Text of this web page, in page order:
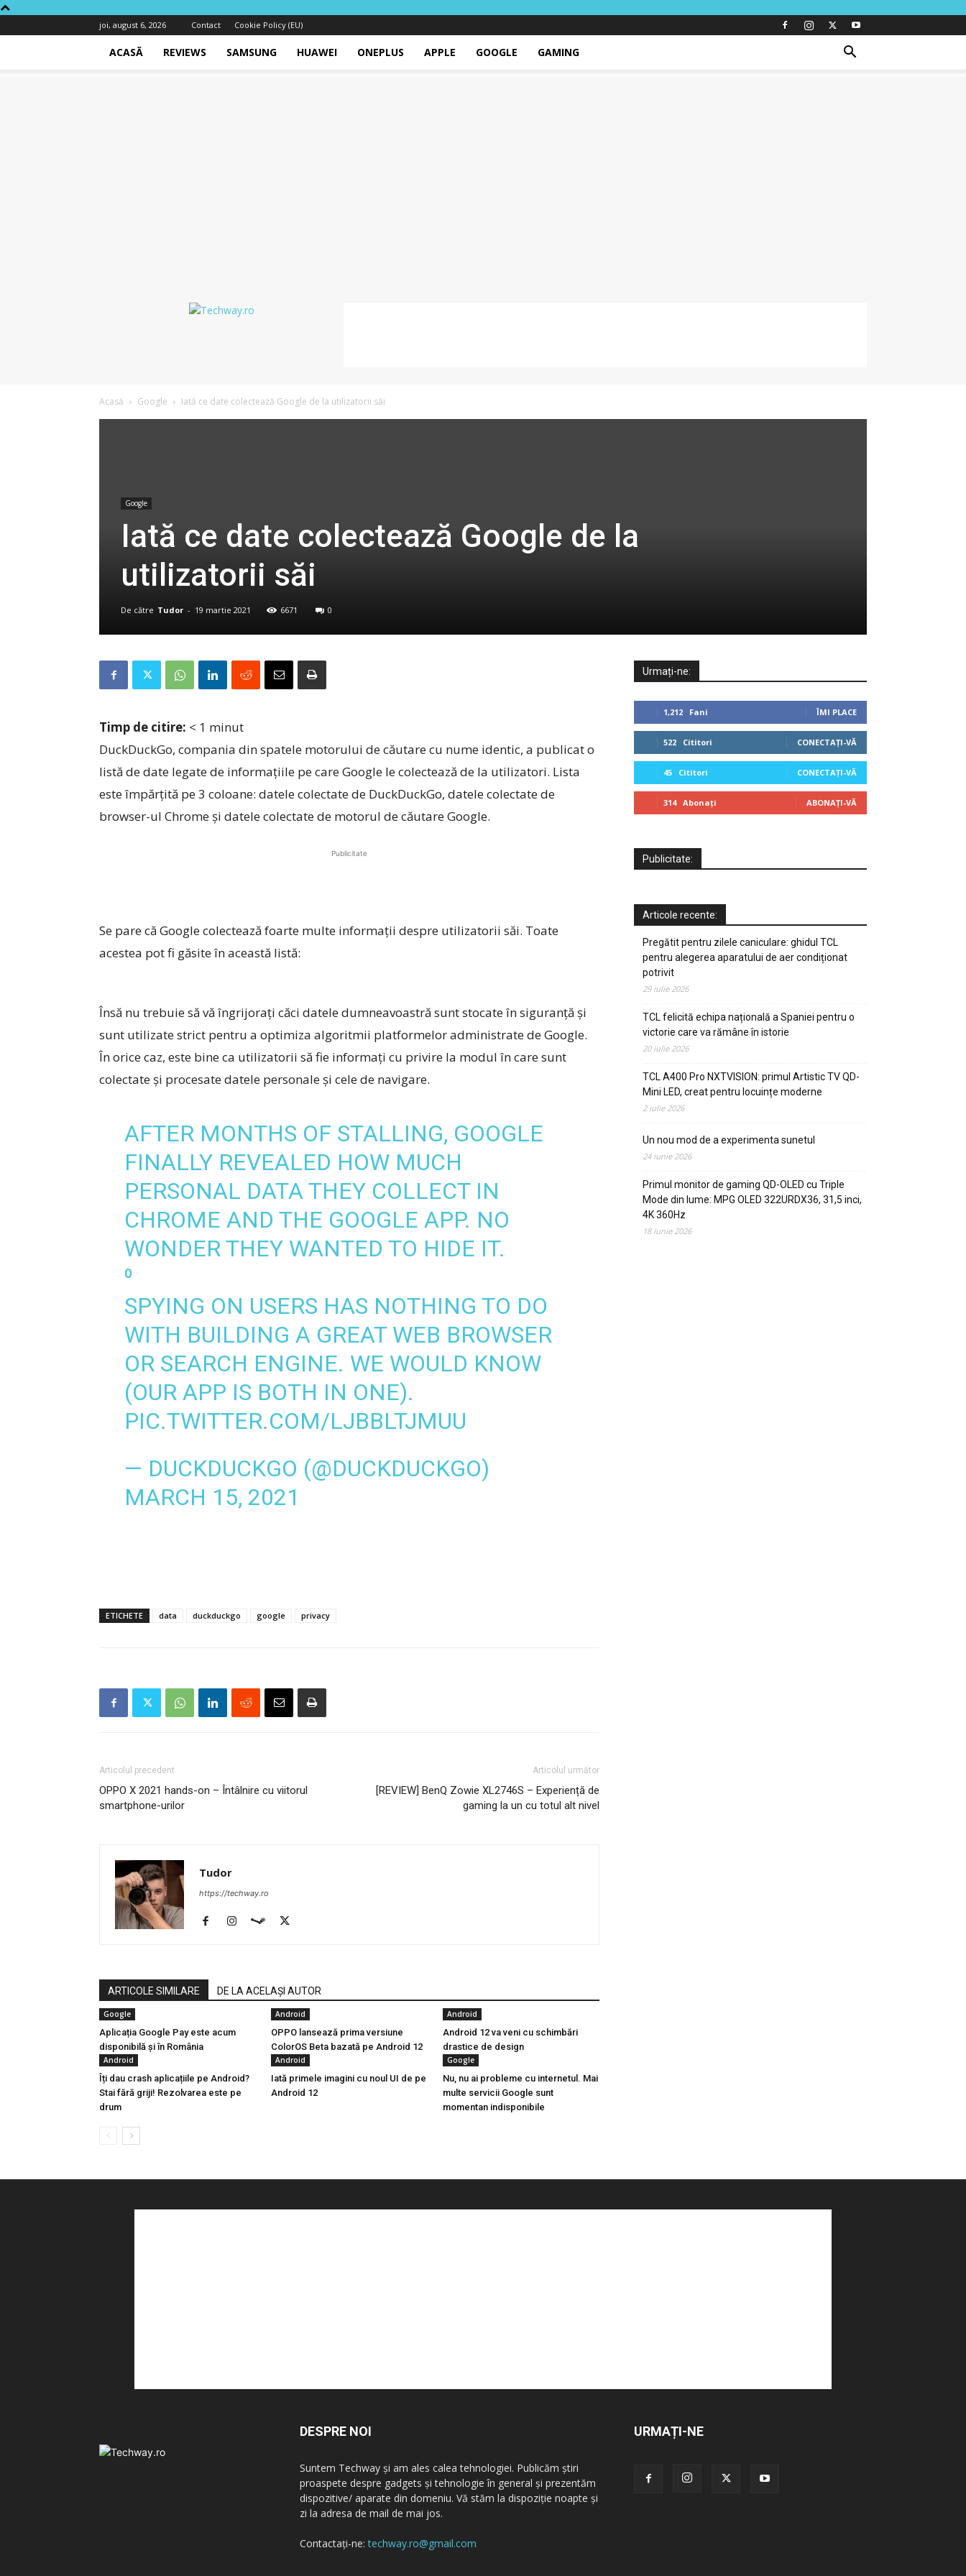
joi, august 6, 2026 Contact Cookie Policy (EU)
ACASĂ REVIEWS SAMSUNG HUAWEI ONEPLUS APPLE GOOGLE GAMING
Acasă Google Iată ce date colectează Google de la utilizatorii săi
Google
Iată ce date colectează Google de la
utilizatorii săi
De către Tudor - 19 martie 2021 6671 0
Timp de citire: < 1 minut
DuckDuckGo, compania din spatele motorului de căutare cu nume identic, a publicat o
listă de date legate de informațiile pe care Google le colectează de la utilizatori. Lista
este împărțită pe 3 coloane: datele colectate de DuckDuckGo, datele colectate de
browser-ul Chrome și datele colectate de motorul de căutare Google.
Publicitate
Se pare că Google colectează foarte multe informații despre utilizatorii săi. Toate
acestea pot fi găsite în această listă:
Însă nu trebuie să vă îngrijorați căci datele dumneavoastră sunt stocate în siguranță și
sunt utilizate strict pentru a optimiza algoritmii platformelor administrate de Google.
În orice caz, este bine ca utilizatorii să fie informați cu privire la modul în care sunt
colectate și procesate datele personale și cele de navigare.
AFTER MONTHS OF STALLING, GOOGLE
FINALLY REVEALED HOW MUCH
PERSONAL DATA THEY COLLECT IN
CHROME AND THE GOOGLE APP. NO
WONDER THEY WANTED TO HIDE IT.
⁰
SPYING ON USERS HAS NOTHING TO DO
WITH BUILDING A GREAT WEB BROWSER
OR SEARCH ENGINE. WE WOULD KNOW
(OUR APP IS BOTH IN ONE).
PIC.TWITTER.COM/LJBBLTJMUU
— DUCKDUCKGO (@DUCKDUCKGO)
MARCH 15, 2021
ETICHETE data duckduckgo google privacy
Articolul precedent
OPPO X 2021 hands-on – Întâlnire cu viitorul
smartphone-urilor
Articolul următor
[REVIEW] BenQ Zowie XL2746S – Experiență de
gaming la un cu totul alt nivel
Tudor
https://techway.ro
ARTICOLE SIMILARE DE LA ACELAȘI AUTOR
Google
Aplicația Google Pay este acum
disponibilă și în România
Android
OPPO lansează prima versiune
ColorOS Beta bazată pe Android 12
Android
Android 12 va veni cu schimbări
drastice de design
Android
Îți dau crash aplicațiile pe Android?
Stai fără griji! Rezolvarea este pe
drum
Android
Iată primele imagini cu noul UI de pe
Android 12
Google
Nu, nu ai probleme cu internetul. Mai
multe servicii Google sunt
momentan indisponibile
Urmați-ne:
1,212 Fani ÎMI PLACE
522 Cititori CONECTAȚI-VĂ
45 Cititori CONECTAȚI-VĂ
314 Abonați ABONAȚI-VĂ
Publicitate:
Articole recente:
Pregătit pentru zilele caniculare: ghidul TCL
pentru alegerea aparatului de aer condiționat
potrivit
29 iulie 2026
TCL felicită echipa națională a Spaniei pentru o
victorie care va rămâne în istorie
20 iulie 2026
TCL A400 Pro NXTVISION: primul Artistic TV QD-
Mini LED, creat pentru locuințe moderne
2 iulie 2026
Un nou mod de a experimenta sunetul
24 iunie 2026
Primul monitor de gaming QD-OLED cu Triple
Mode din lume: MPG OLED 322URDX36, 31,5 inci,
4K 360Hz
18 iunie 2026
DESPRE NOI
Suntem Techway și am ales calea tehnologiei. Publicăm știri
proaspete despre gadgets și tehnologie în general și prezentăm
dispozitive/ aparate din domeniu. Vă stăm la dispoziție noapte și
zi la adresa de mail de mai jos.
Contactați-ne:techway.ro@gmail.com
URMAȚI-NE